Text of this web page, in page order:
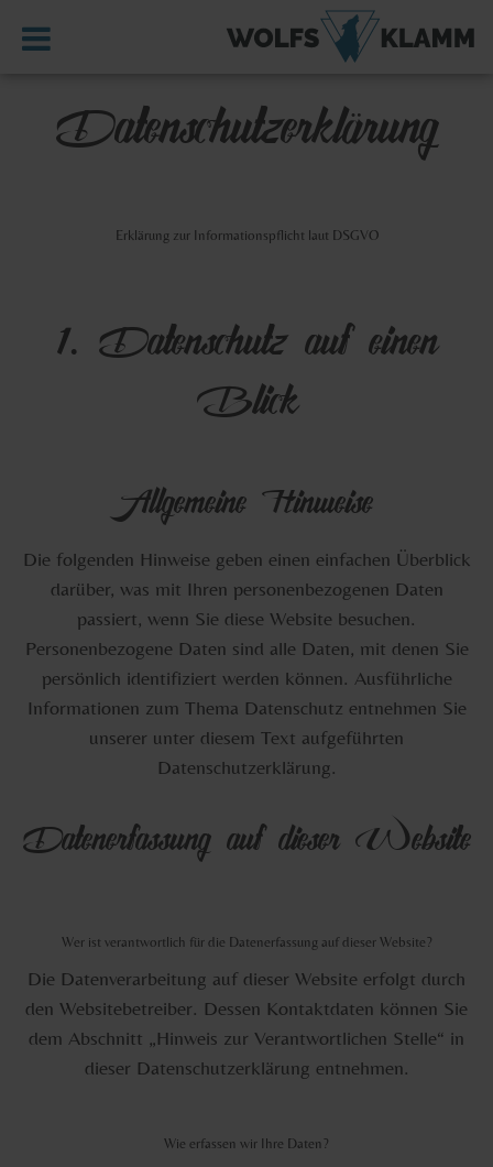
WETTER
DATENSCHUTZ
Datenschutzerklärung
Erklärung zur Informationspflicht laut DSGVO
1. Datenschutz auf einen
Blick
Allgemeine Hinweise
Die folgenden Hinweise geben einen einfachen Überblick
darüber, was mit Ihren personenbezogenen Daten
passiert, wenn Sie diese Website besuchen.
Personenbezogene Daten sind alle Daten, mit denen Sie
persönlich identifiziert werden können. Ausführliche
Informationen zum Thema Datenschutz entnehmen Sie
unserer unter diesem Text aufgeführten
Datenschutzerklärung.
Datenerfassung auf dieser Website
Wer ist verantwortlich für die Datenerfassung auf dieser Website?
Die Datenverarbeitung auf dieser Website erfolgt durch
den Websitebetreiber. Dessen Kontaktdaten können Sie
dem Abschnitt „Hinweis zur Verantwortlichen Stelle“ in
dieser Datenschutzerklärung entnehmen.
Wie erfassen wir Ihre Daten?